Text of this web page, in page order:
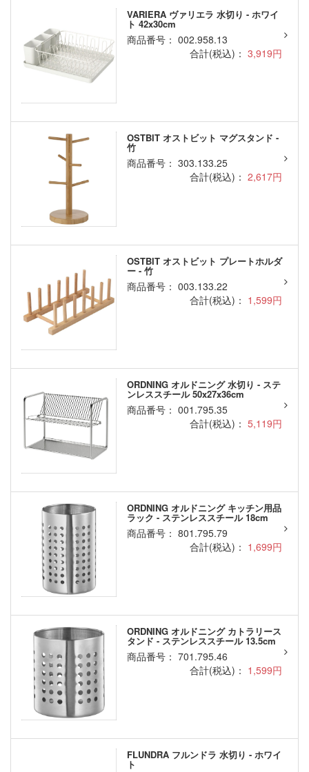
VARIERA ヴァリエラ 水切り - ホワイ
ト 42x30cm
商品番号： 002.958.13
合計(税込)： 3,919円
OSTBIT オストビット マグスタンド -
竹
商品番号： 303.133.25
合計(税込)： 2,617円
OSTBIT オストビット プレートホルダ
ー - 竹
商品番号： 003.133.22
合計(税込)： 1,599円
ORDNING オルドニング 水切り - ステ
ンレススチール 50x27x36cm
商品番号： 001.795.35
合計(税込)： 5,119円
ORDNING オルドニング キッチン用品
ラック - ステンレススチール 18cm
商品番号： 801.795.79
合計(税込)： 1,699円
ORDNING オルドニング カトラリース
タンド - ステンレススチール 13.5cm
商品番号： 701.795.46
合計(税込)： 1,599円
FLUNDRA フルンドラ 水切り - ホワイ
ト